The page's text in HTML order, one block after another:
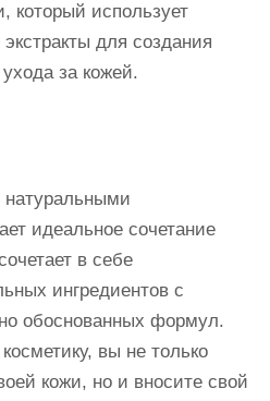
который использует
для создания
за кожей.
натуральными
идеальное сочетание
в себе
ингредиентов с
обоснованных формул.
вы не только
кожи, но и вносите свой